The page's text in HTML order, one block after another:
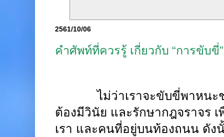
2561/10/06
คำศัพท์ที่ควรรู้ เกี่ยวกับ “การขับขี่”
ไม่ว่าเราจะขับขี่พาหน
ต้องมีวินัย และรักษากฎจราจร
เรา และคนที่อยู่บนท้องถนน ดัง